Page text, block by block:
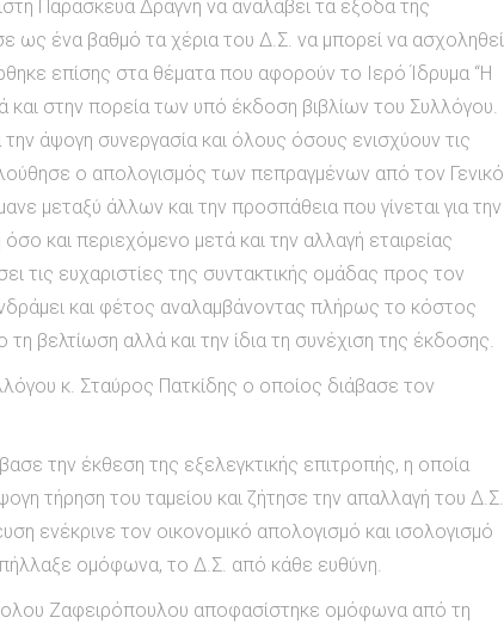
Παρασκευά Δράγνη να αναλάβει τα έξοδα της
ως ένα βαθμό τα χέρια του Δ.Σ. να μπορεί να ασχοληθεί
επίσης στα θέματα που αφορούν το Ιερό Ίδρυμα “Η
και στην πορεία των υπό έκδοση βιβλίων του Συλλόγου.
άψογη συνεργασία και όλους όσους ενισχύουν τις
ο απολογισμός των πεπραγμένων από τον Γενικό
μεταξύ άλλων και την προσπάθεια που γίνεται για την
και περιεχόμενο μετά και την αλλαγή εταιρείας
τις ευχαριστίες της συντακτικής ομάδας προς τον
και φέτος αναλαμβάνοντας πλήρως το κόστος
βελτίωση αλλά και την ίδια τη συνέχιση της έκδοσης.
κ. Σταύρος Πατκίδης ο οποίος διάβασε τον
την έκθεση της εξελεγκτικής επιτροπής, η οποία
τήρηση του ταμείου και ζήτησε την απαλλαγή του Δ.Σ.
ενέκρινε τον οικονομικό απολογισμό και ισολογισμό
ομόφωνα, το Δ.Σ. από κάθε ευθύνη.
Ζαφειρόπουλου αποφασίστηκε ομόφωνα από τη